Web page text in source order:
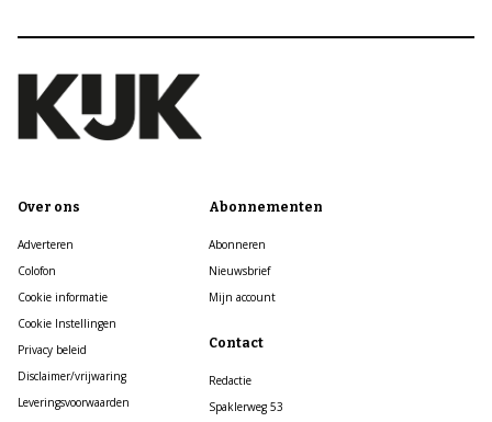
Over ons
Adverteren
Colofon
Cookie informatie
Cookie Instellingen
Privacy beleid
Disclaimer/vrijwaring
Leveringsvoorwaarden
Abonnementen
Abonneren
Nieuwsbrief
Mijn account
Contact
Redactie
Spaklerweg 53